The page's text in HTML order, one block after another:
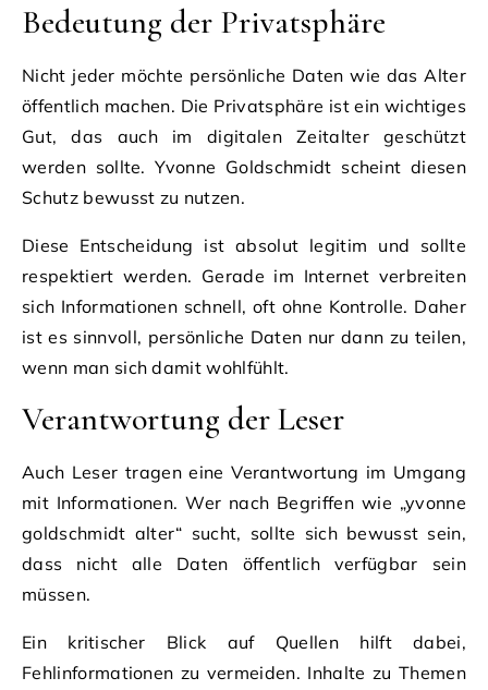
Bedeutung der Privatsphäre
Nicht jeder möchte persönliche Daten wie das Alter
öffentlich machen. Die Privatsphäre ist ein wichtiges
Gut, das auch im digitalen Zeitalter geschützt
werden sollte. Yvonne Goldschmidt scheint diesen
Schutz bewusst zu nutzen.
Diese Entscheidung ist absolut legitim und sollte
respektiert werden. Gerade im Internet verbreiten
sich Informationen schnell, oft ohne Kontrolle. Daher
ist es sinnvoll, persönliche Daten nur dann zu teilen,
wenn man sich damit wohlfühlt.
Verantwortung der Leser
Auch Leser tragen eine Verantwortung im Umgang
mit Informationen. Wer nach Begriffen wie „yvonne
goldschmidt alter“ sucht, sollte sich bewusst sein,
dass nicht alle Daten öffentlich verfügbar sein
müssen.
Ein kritischer Blick auf Quellen hilft dabei,
Fehlinformationen zu vermeiden. Inhalte zu Themen